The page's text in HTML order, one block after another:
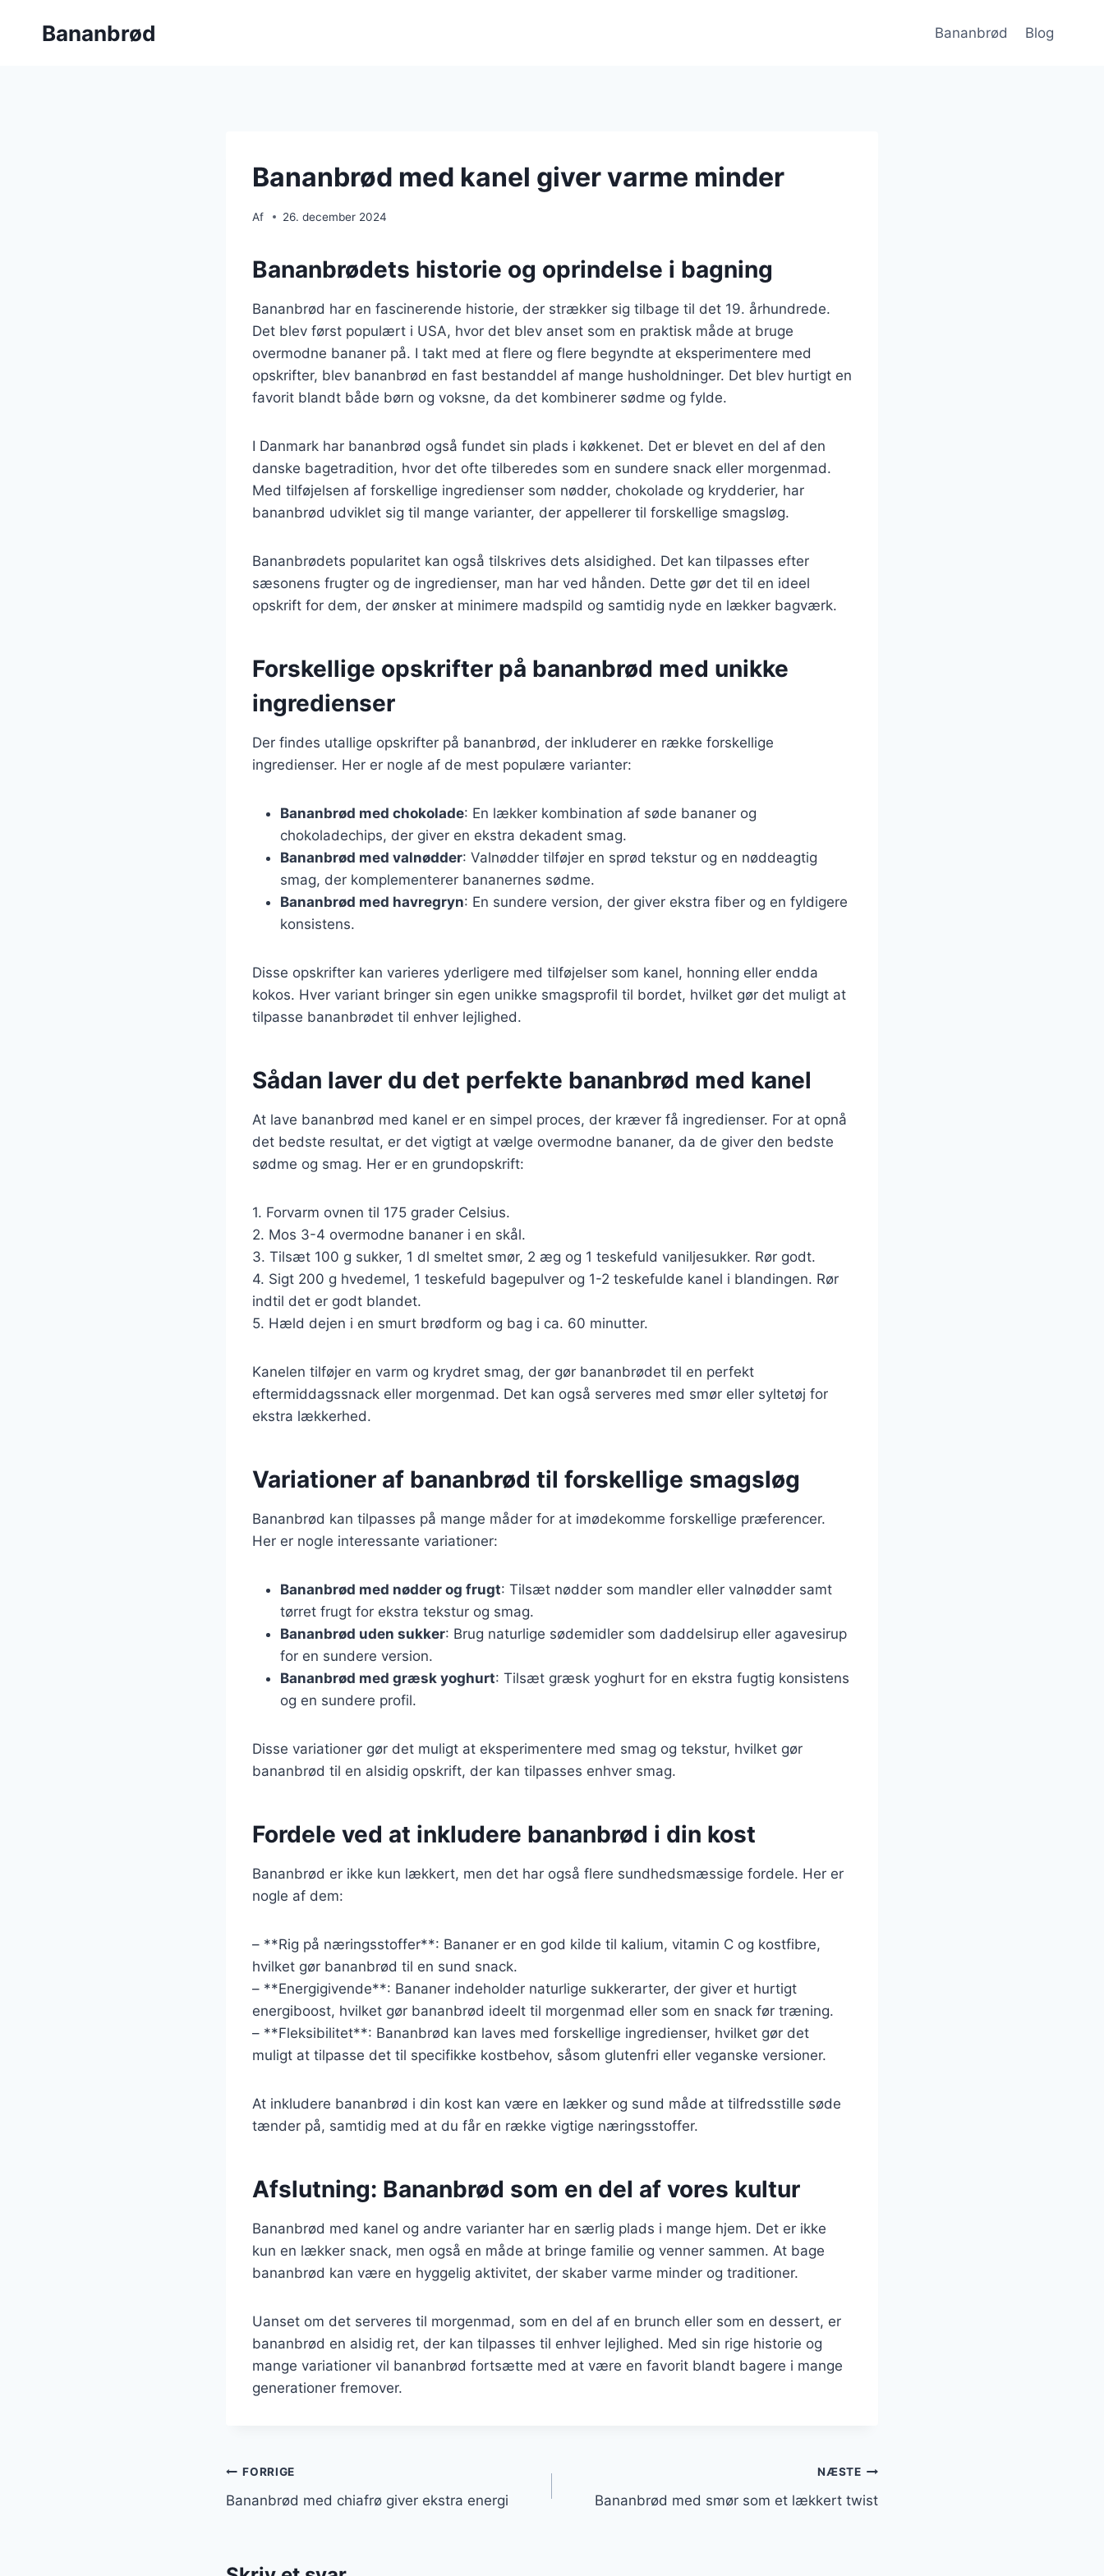
Bananbrød Bananbrød Blog
Bananbrød med kanel giver varme minder
Af 26. december 2024
Bananbrødets historie og oprindelse i bagning
Bananbrød har en fascinerende historie, der strækker sig tilbage til det 19. århundrede.
Det blev først populært i USA, hvor det blev anset som en praktisk måde at bruge
overmodne bananer på. I takt med at flere og flere begyndte at eksperimentere med
opskrifter, blev bananbrød en fast bestanddel af mange husholdninger. Det blev hurtigt en
favorit blandt både børn og voksne, da det kombinerer sødme og fylde.
I Danmark har bananbrød også fundet sin plads i køkkenet. Det er blevet en del af den
danske bagetradition, hvor det ofte tilberedes som en sundere snack eller morgenmad.
Med tilføjelsen af forskellige ingredienser som nødder, chokolade og krydderier, har
bananbrød udviklet sig til mange varianter, der appellerer til forskellige smagsløg.
Bananbrødets popularitet kan også tilskrives dets alsidighed. Det kan tilpasses efter
sæsonens frugter og de ingredienser, man har ved hånden. Dette gør det til en ideel
opskrift for dem, der ønsker at minimere madspild og samtidig nyde en lækker bagværk.
Forskellige opskrifter på bananbrød med unikke
ingredienser
Der findes utallige opskrifter på bananbrød, der inkluderer en række forskellige
ingredienser. Her er nogle af de mest populære varianter:
Bananbrød med chokolade: En lækker kombination af søde bananer og
chokoladechips, der giver en ekstra dekadent smag.
Bananbrød med valnødder: Valnødder tilføjer en sprød tekstur og en nøddeagtig
smag, der komplementerer bananernes sødme.
Bananbrød med havregryn: En sundere version, der giver ekstra fiber og en fyldigere
konsistens.
Disse opskrifter kan varieres yderligere med tilføjelser som kanel, honning eller endda
kokos. Hver variant bringer sin egen unikke smagsprofil til bordet, hvilket gør det muligt at
tilpasse bananbrødet til enhver lejlighed.
Sådan laver du det perfekte bananbrød med kanel
At lave bananbrød med kanel er en simpel proces, der kræver få ingredienser. For at opnå
det bedste resultat, er det vigtigt at vælge overmodne bananer, da de giver den bedste
sødme og smag. Her er en grundopskrift:
1. Forvarm ovnen til 175 grader Celsius.
2. Mos 3-4 overmodne bananer i en skål.
3. Tilsæt 100 g sukker, 1 dl smeltet smør, 2 æg og 1 teskefuld vaniljesukker. Rør godt.
4. Sigt 200 g hvedemel, 1 teskefuld bagepulver og 1-2 teskefulde kanel i blandingen. Rør
indtil det er godt blandet.
5. Hæld dejen i en smurt brødform og bag i ca. 60 minutter.
Kanelen tilføjer en varm og krydret smag, der gør bananbrødet til en perfekt
eftermiddagssnack eller morgenmad. Det kan også serveres med smør eller syltetøj for
ekstra lækkerhed.
Variationer af bananbrød til forskellige smagsløg
Bananbrød kan tilpasses på mange måder for at imødekomme forskellige præferencer.
Her er nogle interessante variationer:
Bananbrød med nødder og frugt: Tilsæt nødder som mandler eller valnødder samt
tørret frugt for ekstra tekstur og smag.
Bananbrød uden sukker: Brug naturlige sødemidler som daddelsirup eller agavesirup
for en sundere version.
Bananbrød med græsk yoghurt: Tilsæt græsk yoghurt for en ekstra fugtig konsistens
og en sundere profil.
Disse variationer gør det muligt at eksperimentere med smag og tekstur, hvilket gør
bananbrød til en alsidig opskrift, der kan tilpasses enhver smag.
Fordele ved at inkludere bananbrød i din kost
Bananbrød er ikke kun lækkert, men det har også flere sundhedsmæssige fordele. Her er
nogle af dem:
– **Rig på næringsstoffer**: Bananer er en god kilde til kalium, vitamin C og kostfibre,
hvilket gør bananbrød til en sund snack.
– **Energigivende**: Bananer indeholder naturlige sukkerarter, der giver et hurtigt
energiboost, hvilket gør bananbrød ideelt til morgenmad eller som en snack før træning.
– **Fleksibilitet**: Bananbrød kan laves med forskellige ingredienser, hvilket gør det
muligt at tilpasse det til specifikke kostbehov, såsom glutenfri eller veganske versioner.
At inkludere bananbrød i din kost kan være en lækker og sund måde at tilfredsstille søde
tænder på, samtidig med at du får en række vigtige næringsstoffer.
Afslutning: Bananbrød som en del af vores kultur
Bananbrød med kanel og andre varianter har en særlig plads i mange hjem. Det er ikke
kun en lækker snack, men også en måde at bringe familie og venner sammen. At bage
bananbrød kan være en hyggelig aktivitet, der skaber varme minder og traditioner.
Uanset om det serveres til morgenmad, som en del af en brunch eller som en dessert, er
bananbrød en alsidig ret, der kan tilpasses til enhver lejlighed. Med sin rige historie og
mange variationer vil bananbrød fortsætte med at være en favorit blandt bagere i mange
generationer fremover.
Indlægsnavigation
FORRIGE
Bananbrød med chiafrø giver ekstra energi
NÆSTE
Bananbrød med smør som et lækkert twist